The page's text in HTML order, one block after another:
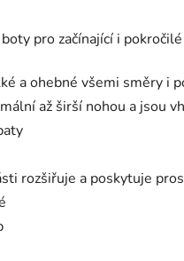
pro začínající i pokročilé
a ohebné všemi směry i
až širší nohou a jsou
rozšiřuje a poskytuje